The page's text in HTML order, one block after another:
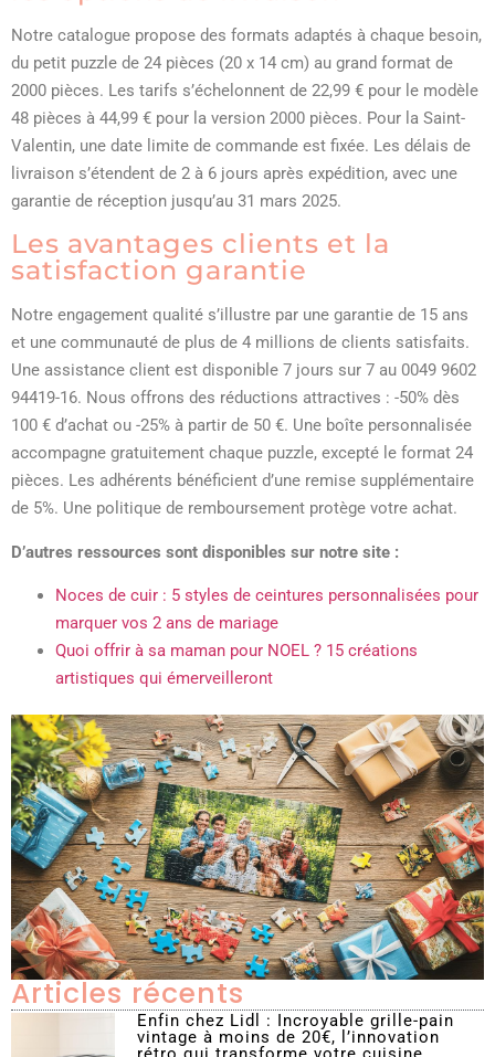
Notre catalogue propose des formats adaptés à chaque besoin,
du petit puzzle de 24 pièces (20 x 14 cm) au grand format de
2000 pièces. Les tarifs s’échelonnent de 22,99 € pour le modèle
48 pièces à 44,99 € pour la version 2000 pièces. Pour la Saint-
Valentin, une date limite de commande est fixée. Les délais de
livraison s’étendent de 2 à 6 jours après expédition, avec une
garantie de réception jusqu’au 31 mars 2025.
Les avantages clients et la
satisfaction garantie
Notre engagement qualité s’illustre par une garantie de 15 ans
et une communauté de plus de 4 millions de clients satisfaits.
Une assistance client est disponible 7 jours sur 7 au 0049 9602
94419-16. Nous offrons des réductions attractives : -50% dès
100 € d’achat ou -25% à partir de 50 €. Une boîte personnalisée
accompagne gratuitement chaque puzzle, excepté le format 24
pièces. Les adhérents bénéficient d’une remise supplémentaire
de 5%. Une politique de remboursement protège votre achat.
D’autres ressources sont disponibles sur notre site :
Noces de cuir : 5 styles de ceintures personnalisées pour
marquer vos 2 ans de mariage
Quoi offrir à sa maman pour NOEL ? 15 créations
artistiques qui émerveilleront
Articles récents
Enfin chez Lidl : Incroyable grille-pain
vintage à moins de 20€, l’innovation